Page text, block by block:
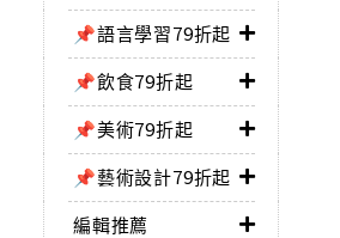
📌語言學習79折起
📌飲食79折起
📌美術79折起
📌藝術設計79折起
編輯推薦